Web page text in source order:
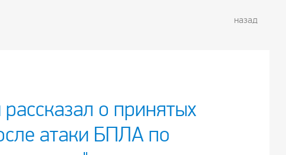
назад
о принятых
атаки БПЛА по